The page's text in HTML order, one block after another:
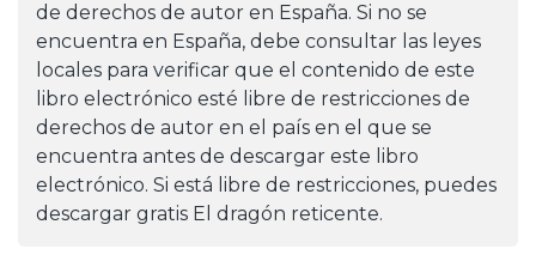
de derechos de autor en España. Si no se
encuentra en España, debe consultar las leyes
locales para verificar que el contenido de este
libro electrónico esté libre de restricciones de
derechos de autor en el país en el que se
encuentra antes de descargar este libro
electrónico. Si está libre de restricciones, puedes
descargar gratis El dragón reticente.